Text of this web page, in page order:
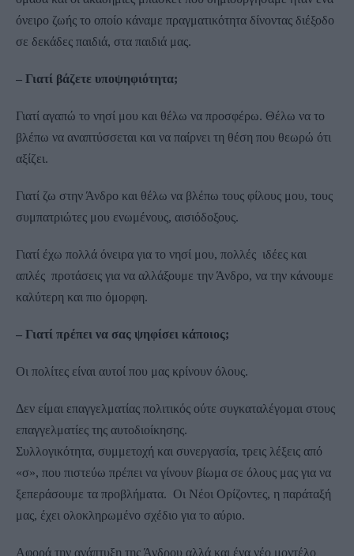
όνειρο ζωής το οποίο κάναμε πραγματικότητα δίνοντας διέξοδο
σε δεκάδες παιδιά, στα παιδιά μας.
– Γιατί βάζετε υποψηφιότητα;
Γιατί αγαπώ το νησί μου και θέλω να προσφέρω. Θέλω να το
βλέπω να αναπτύσσεται και να παίρνει τη θέση που θεωρώ ότι
αξίζει.
Γιατί ζω στην Άνδρο και θέλω να βλέπω τους φίλους μου, τους
συμπατριώτες μου ενωμένους, αισιόδοξους.
Γιατί έχω πολλά όνειρα για το νησί μου, πολλές ιδέες και
απλές προτάσεις για να αλλάξουμε την Άνδρο, να την κάνουμε
καλύτερη και πιο όμορφη.
– Γιατί πρέπει να σας ψηφίσει κάποιος;
Οι πολίτες είναι αυτοί που μας κρίνουν όλους.
Δεν είμαι επαγγελματίας πολιτικός ούτε συγκαταλέγομαι στους
επαγγελματίες της αυτοδιοίκησης.
Συλλογικότητα, συμμετοχή και συνεργασία, τρεις λέξεις από
«σ», που πιστεύω πρέπει να γίνουν βίωμα σε όλους μας για να
ξεπεράσουμε τα προβλήματα. Οι Νέοι Ορίζοντες, η παράταξή
μας, έχει ολοκληρωμένο σχέδιο για το αύριο.
Αφορά την ανάπτυξη της Άνδρου αλλά και ένα νέο μοντέλο